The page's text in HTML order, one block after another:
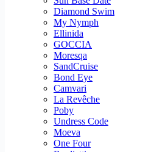
Diamond Swim
My Nymph
Ellinida
GOCCIA
Moresqa
SandCruise
Bond Eye
Camvari
La Revêche
Poby
Undress Code
Moeva
One Four